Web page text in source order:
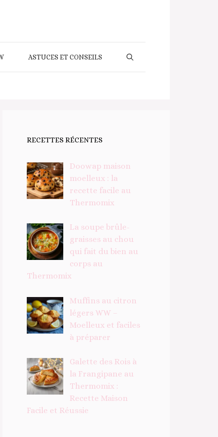
ASTUCES ET CONSEILS
RECETTES RÉCENTES
Doowap maison
moelleux : la
recette facile au
Thermomix
La soupe brûle-
graisses au chou
qui fait du bien au
corps au
Thermomix
Muffins au citron
légers WW –
Moelleux et faciles
à préparer
Galette des Rois à
la Frangipane au
Thermomix :
Recette Maison
Facile et Réussie